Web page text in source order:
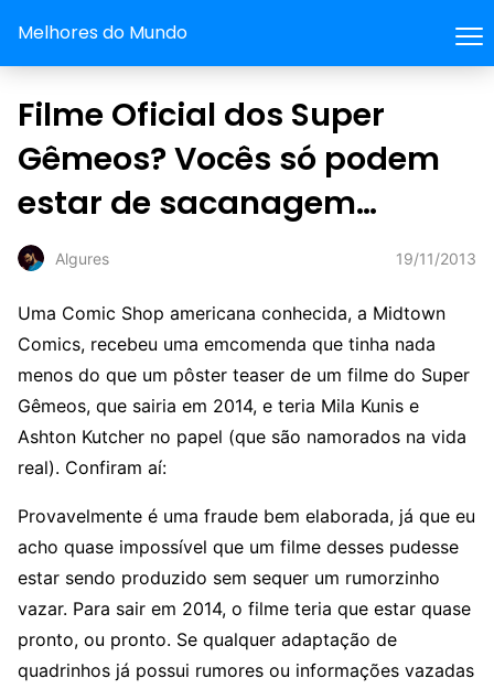
Melhores do Mundo
Filme Oficial dos Super
Gêmeos? Vocês só podem
estar de sacanagem…
Algures 19/11/2013
Uma Comic Shop americana conhecida, a Midtown
Comics, recebeu uma emcomenda que tinha nada
menos do que um pôster teaser de um filme do Super
Gêmeos, que sairia em 2014, e teria Mila Kunis e
Ashton Kutcher no papel (que são namorados na vida
real). Confiram aí:
Provavelmente é uma fraude bem elaborada, já que eu
acho quase impossível que um filme desses pudesse
estar sendo produzido sem sequer um rumorzinho
vazar. Para sair em 2014, o filme teria que estar quase
pronto, ou pronto. Se qualquer adaptação de
quadrinhos já possui rumores ou informações vazadas